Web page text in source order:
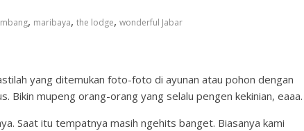
, maribaya, the lodge, wonderful Jabar
yang ditemukan foto-foto di ayunan atau pohon dengan
Bikin mupeng orang-orang yang selalu pengen kekinian, eaaa.
Saat itu tempatnya masih ngehits banget. Biasanya kami